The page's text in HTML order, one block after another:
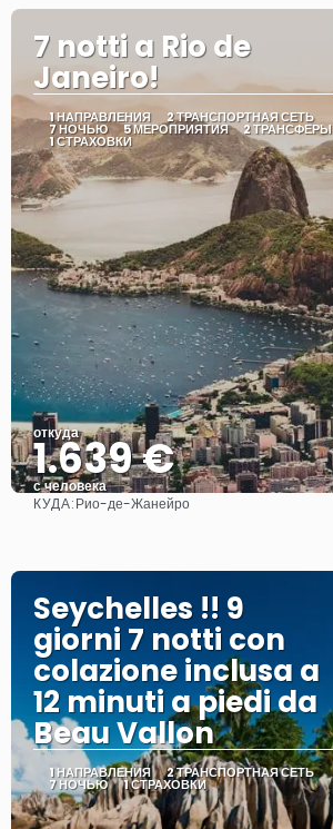
7 notti a Rio de
Janeiro!
1 НАПРАВЛЕНИЯ 2 ТРАНСПОРТНАЯ СЕТЬ
7 НОЧЬЮ 5 МЕРОПРИЯТИЯ 2 ТРАНСФЕРЫ
1 СТРАХОВКИ
откуда
1.639 €
с человека
Видеть
КУДА:Рио-де-Жанейро
Seychelles !! 9
giorni 7 notti con
colazione inclusa a
12 minuti a piedi da
Beau Vallon
1 НАПРАВЛЕНИЯ 2 ТРАНСПОРТНАЯ СЕТЬ
7 НОЧЬЮ 1 СТРАХОВКИ